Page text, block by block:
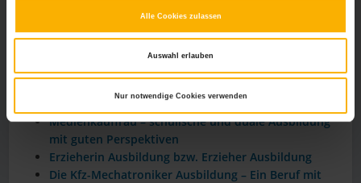
Alle Cookies zulassen
Auswahl erlauben
Nur notwendige Cookies verwenden
Weitere Relevante Beiträge Zu Diesem
Voraussetzungen und Möglichkeiten
Medienkauffrau – schulische und duale Ausbildung
mit guten Perspektiven
Erzieherin Ausbildung bzw. Erzieher Ausbildung
Die Kfz-Mechatroniker Ausbildung – Ein Beruf mit